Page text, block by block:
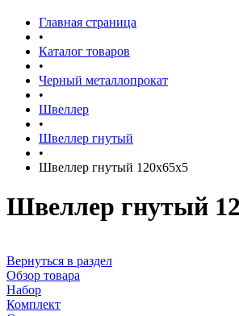
Главная страница
•
Каталог товаров
•
Черный металлопрокат
•
Швеллер
•
Швеллер гнутый
•
Швеллер гнутый 120х65х5
Швеллер гнутый
Вернуться в раздел
Обзор товара
Набор
Комплект